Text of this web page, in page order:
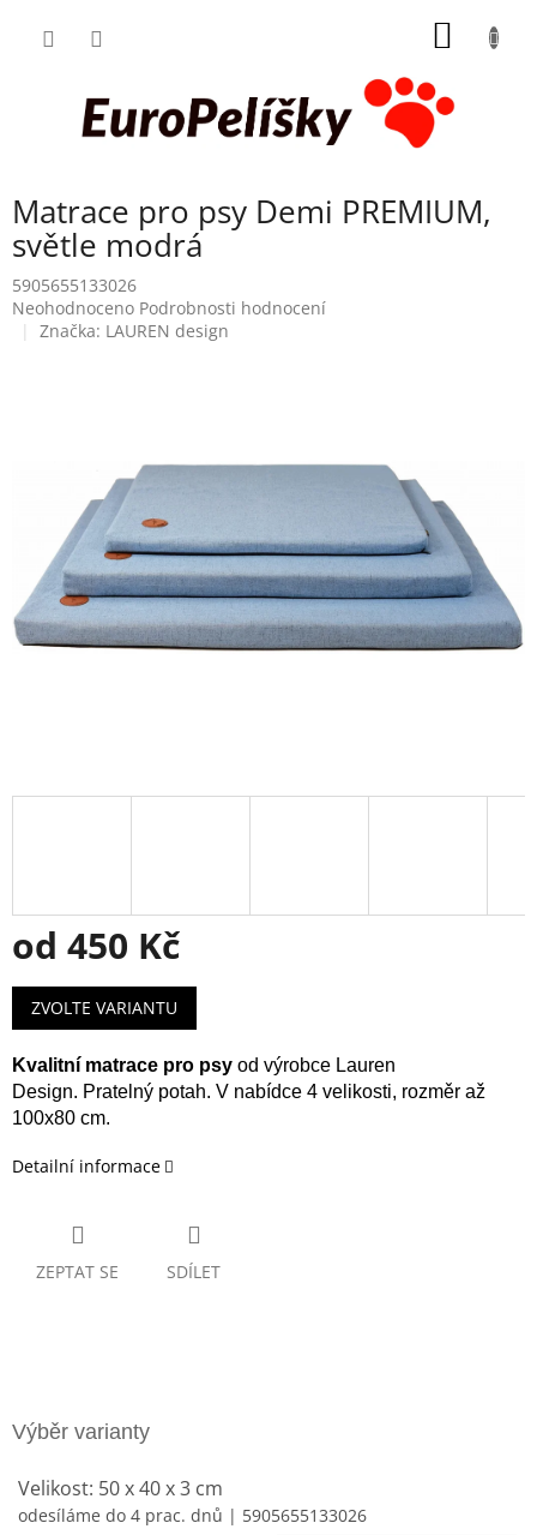
Matrace pro psy Demi PREMIUM,
světle modrá
5905655133026
Průměrné
hodnocení
Neohodnoceno Podrobnosti hodnocení
Značka: LAUREN design
od 450 Kč
Měrná
cena:
ZVOLTE VARIANTU
Kvalitní matrace pro psy od výrobce Lauren
Design. Pratelný potah. V nabídce 4 velikosti, rozměr až
100x80 cm.
Detailní informace
ZEPTAT SE SDÍLET
Velikost: 50 x 40 x 3 cm
odesíláme do 4 prac. dnů | 5905655133026